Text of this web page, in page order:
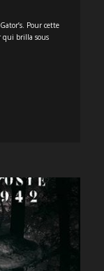
Pour cette
qui brilla sous